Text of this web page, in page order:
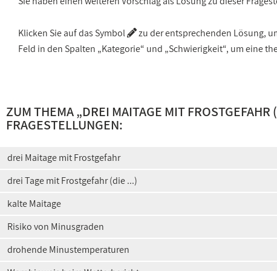
Klicken Sie auf das Symbol
zu der entsprechenden Lösung,
Feld in den Spalten „Kategorie“ und „Schwierigkeit“, um eine
ZUM THEMA „DREI MAITAGE MIT FROSTGEFAHR
FRAGESTELLUNGEN:
drei Maitage mit Frostgefahr
drei Tage mit Frostgefahr (die ...)
kalte Maitage
Risiko von Minusgraden
drohende Minustemperaturen